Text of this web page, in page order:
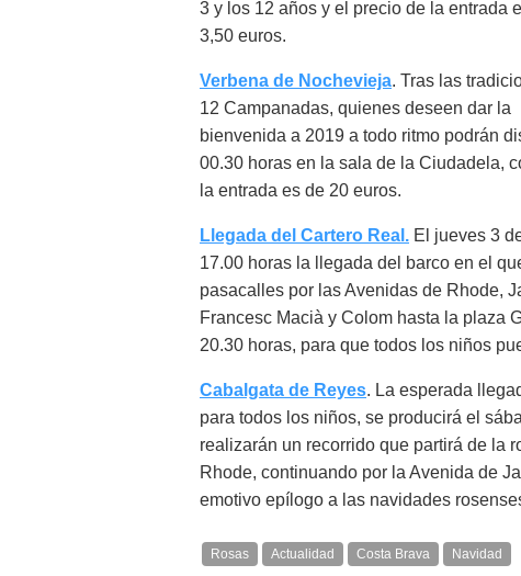
3 y los 12 años y el precio de la entrada
3,50 euros.
Verbena de Nochevieja. Tras las
12 Campanadas, quienes deseen dar la
bienvenida a 2019 a todo ritmo podrán
00.30 horas en la sala de la Ciudadela,
la entrada es de 20 euros.
Llegada del Cartero Real. El jueves 3
17.00 horas la llegada del barco en el
pasacalles por las Avenidas de Rhode,
Francesc Macià y Colom hasta la plaza
20.30 horas, para que todos los niños
Cabalgata de Reyes. La esperada
para todos los niños, se producirá el
realizarán un recorrido que partirá de la
Rhode, continuando por la Avenida de
emotivo epílogo a las navidades
Rosas Actualidad Costa Brava Navidad